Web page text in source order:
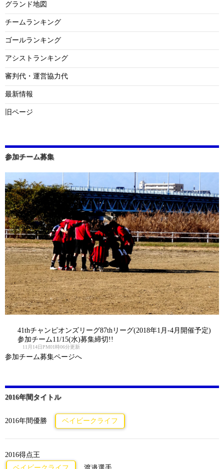
グランド地図
チームランキング
ゴールランキング
アシストランキング
審判代・運営協力代
最新情報
旧ページ
参加チーム募集
41thチャンピオンズリーグ87thリーグ(2018年1月-4月開催予定)
参加チーム11/15(水)募集締切!!
11月14日PM01時06分更新
参加チーム募集ページへ
2016年間タイトル
2016年間優勝 ベイビークライフ
2016得点王